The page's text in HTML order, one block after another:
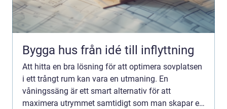
Bygga hus från idé till inflyttning
Att hitta en bra lösning för att optimera sovplatsen
i ett trångt rum kan vara en utmaning. En
våningssäng är ett smart alternativ för att
maximera utrymmet samtidigt som man skapar en